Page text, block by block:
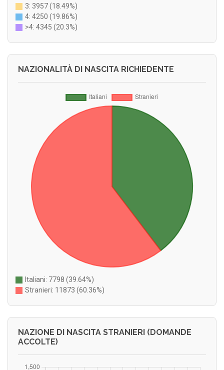
3: 3957 (18.49%)
4: 4250 (19.86%)
>4: 4345 (20.3%)
NAZIONALITÀ DI NASCITA RICHIEDENTE
Italiani: 7798 (39.64%)
Stranieri: 11873 (60.36%)
NAZIONE DI NASCITA STRANIERI (DOMANDE
ACCOLTE)